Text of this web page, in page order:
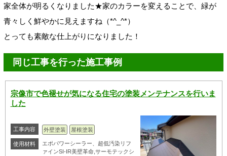
家全体が明るくなりました★家のカラーを変えることで、緑が
青々しく鮮やかに見えますね（*^_^*）
とっても素敵な仕上がりになりました！
同じ工事を行った施工事例
宗像市で色褪せが気になる住宅の塗装メンテナンスを行いま
した
工事内容 外壁塗装 屋根塗装
使用材料
エポパワーシーラー、超低汚染リフ
ァインSI-IR美壁革命,サーモテックシ